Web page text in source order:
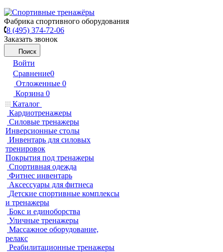
Фабрика спортивного оборудования
8 (495) 374-72-06
Заказать звонок
Поиск
Войти
Сравнение0
Отложенные 0
Корзина 0
Каталог
Кардиотренажеры
Силовые тренажеры
Инверсионные столы
Инвентарь для силовых
тренировок
Покрытия под тренажеры
Спортивная одежда
Фитнес инвентарь
Аксессуары для фитнеса
Детские спортивные комплексы
и тренажеры
Бокс и единоборства
Уличные тренажеры
Массажное оборудование,
релакс
Реабилитационные тренажеры